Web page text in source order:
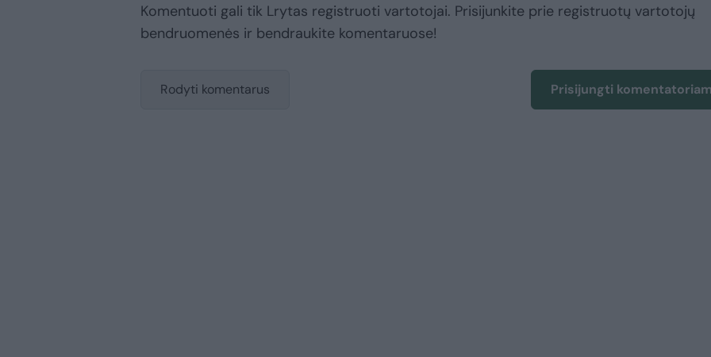
Komentuoti gali tik Lrytas registruoti vartotojai. Prisijunkite prie registruotų vartotojų
bendruomenės ir bendraukite komentaruose!
Rodyti komentarus Prisijungti